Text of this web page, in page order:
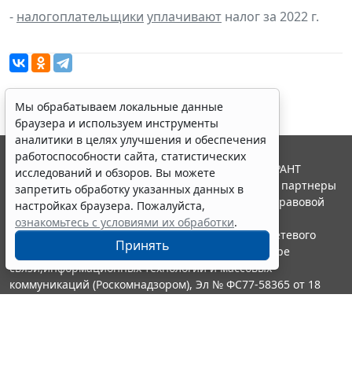
- налогоплательщики уплачивают налог за 2022 г.
Мы обрабатываем локальные данные
браузера и используем инструменты
аналитики в целях улучшения и обеспечения
работоспособности сайта, статистических
исследований и обзоров. Вы можете
запретить обработку указанных данных в
настройках браузера. Пожалуйста,
ознакомьтесь с условиями их обработки.
Принять
© ООО "НПП "ГАРАНТ-СЕРВИС", 2026. Система ГАРАНТ
выпускается с 1990 года. Компания "Гарант" и ее партнеры
являются участниками Российской ассоциации правовой
информации ГАРАНТ.
Портал ГАРАНТ.РУ зарегистрирован в качестве сетевого
издания Федеральной службой по надзору в сфере
связи,информационных технологий и массовых
коммуникаций (Роскомнадзором), Эл № ФС77-58365 от 18